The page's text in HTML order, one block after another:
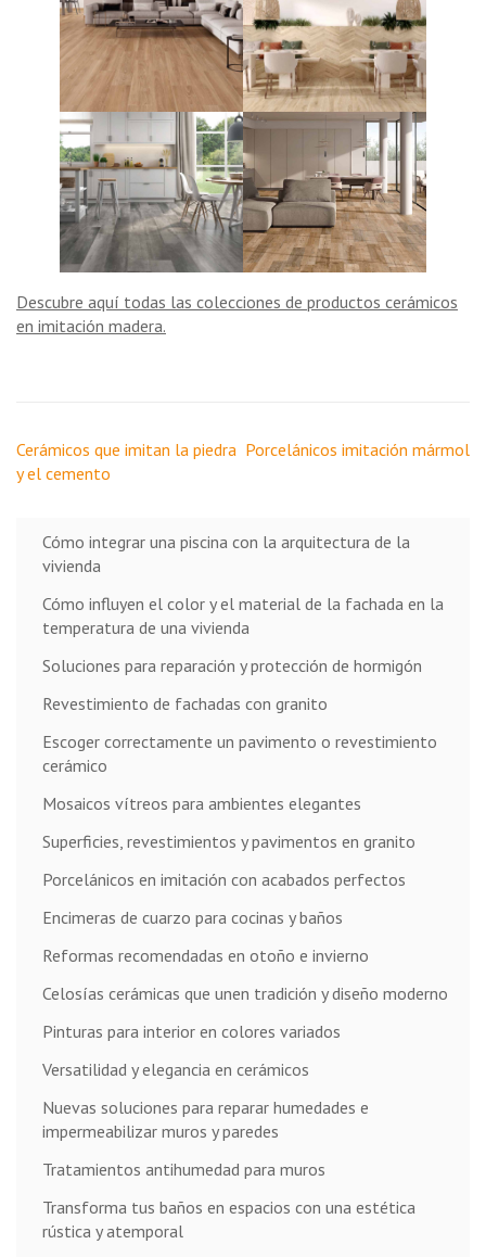
Descubre aquí todas las colecciones de productos cerámicos
en imitación madera.
Navegación
de
Cerámicos que imitan la piedra
y el cemento
Porcelánicos imitación mármol
Cómo integrar una piscina con la arquitectura de la
vivienda
Cómo influyen el color y el material de la fachada en la
temperatura de una vivienda
Soluciones para reparación y protección de hormigón
Revestimiento de fachadas con granito
Escoger correctamente un pavimento o revestimiento
cerámico
Mosaicos vítreos para ambientes elegantes
Superficies, revestimientos y pavimentos en granito
Porcelánicos en imitación con acabados perfectos
Encimeras de cuarzo para cocinas y baños
Reformas recomendadas en otoño e invierno
Celosías cerámicas que unen tradición y diseño moderno
Pinturas para interior en colores variados
Versatilidad y elegancia en cerámicos
Nuevas soluciones para reparar humedades e
impermeabilizar muros y paredes
Tratamientos antihumedad para muros
Transforma tus baños en espacios con una estética
rústica y atemporal